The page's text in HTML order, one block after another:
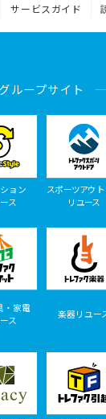
サービスガイド
グループサイト
ョン
ス
スポーツアウ
リユース
・家電
ス
楽器リユー